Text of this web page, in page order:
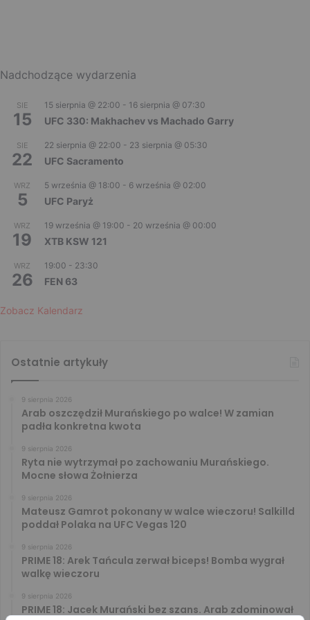
Nadchodzące wydarzenia
SIE
15
15 sierpnia @ 22:00 - 16 sierpnia @ 07:30
UFC 330: Makhachev vs Machado Garry
SIE
22
22 sierpnia @ 22:00 - 23 sierpnia @ 05:30
UFC Sacramento
WRZ
5
5 września @ 18:00 - 6 września @ 02:00
UFC Paryż
WRZ
19
19 września @ 19:00 - 20 września @ 00:00
XTB KSW 121
WRZ
26
19:00 - 23:30
FEN 63
Zobacz Kalendarz
Ostatnie artykuły
9 sierpnia 2026
Arab oszczędził Murańskiego po walce! W zamian
padła konkretna kwota
9 sierpnia 2026
Ryta nie wytrzymał po zachowaniu Murańskiego.
Mocne słowa Żołnierza
9 sierpnia 2026
Mateusz Gamrot pokonany w walce wieczoru! Salkilld
poddał Polaka na UFC Vegas 120
9 sierpnia 2026
PRIME 18: Arek Tańcula zerwał biceps! Bomba wygrał
walkę wieczoru
9 sierpnia 2026
PRIME 18: Jacek Murański bez szans. Arab zdominował